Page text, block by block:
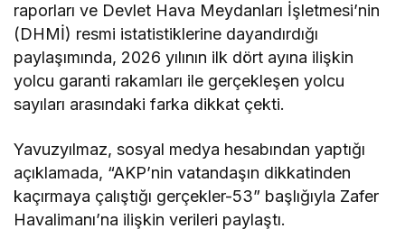
raporları ve Devlet Hava Meydanları İşletmesi’nin
(DHMİ) resmi istatistiklerine dayandırdığı
paylaşımında, 2026 yılının ilk dört ayına ilişkin
yolcu garanti rakamları ile gerçekleşen yolcu
sayıları arasındaki farka dikkat çekti.
Yavuzyılmaz, sosyal medya hesabından yaptığı
açıklamada, “AKP’nin vatandaşın dikkatinden
kaçırmaya çalıştığı gerçekler-53” başlığıyla Zafer
Havalimanı’na ilişkin verileri paylaştı.